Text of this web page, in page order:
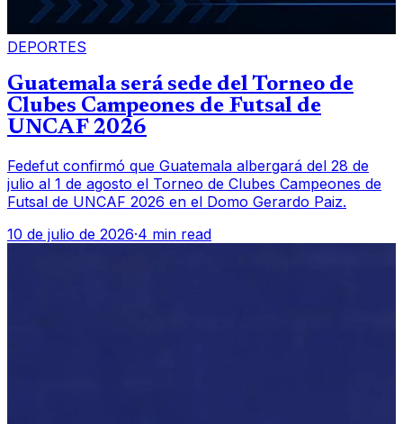
DEPORTES
Guatemala será sede del Torneo de
Clubes Campeones de Futsal de
UNCAF 2026
Fedefut confirmó que Guatemala albergará del 28 de
julio al 1 de agosto el Torneo de Clubes Campeones de
Futsal de UNCAF 2026 en el Domo Gerardo Paiz.
10 de julio de 2026·4 min read